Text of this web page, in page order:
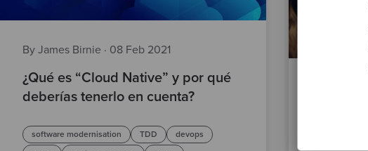
By James Birnie · 08 Feb 2021
¿Qué es “Cloud Native” y por qué
deberías tenerlo en cuenta?
software modernisation TDD
devops